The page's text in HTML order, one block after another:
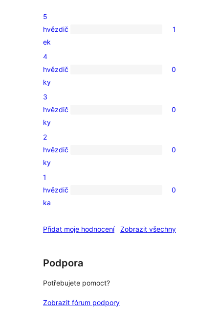
1
5hvězdičkové
hodnocení
5
hvězdič
ek
1
0
4hvězdičkové
hodnocení
4
hvězdič
ky
0
0
3hvězdičkové
hodnocení
3
hvězdič
ky
0
0
2hvězdičkové
hodnocení
2
hvězdič
ky
0
0
1hvězdičkové
1
hvězdič
ka
0
Přidat moje hodnocení Zobrazit všechnyrecenze
Podpora
Potřebujete pomoct?
Zobrazit fórum podpory